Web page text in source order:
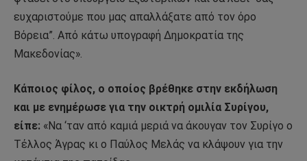
ευχαριστούμε που μας απαλλάξατε από τον όρο
Βόρεια”. Από κάτω υπογραφή Δημοκρατία της
Μακεδονίας».
Κάποιος φίλος, ο οποίος βρέθηκε στην εκδήλωση
και με ενημέρωσε για την οικτρή ομιλία Συρίγου,
είπε: «Να ‘ταν από καμιά μεριά να άκουγαν τον Συρίγο ο
Τέλλος Άγρας κι ο Παύλος Μελάς να κλάψουν για την